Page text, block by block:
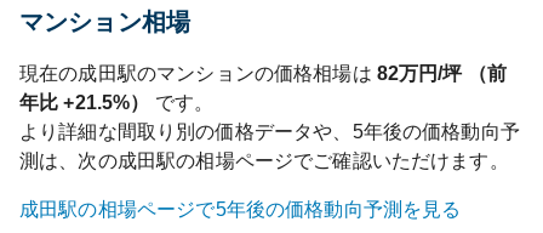
マンション相場
現在の成田駅のマンションの価格相場は 82万円/坪 （前
年比+21.5%）
です。
より詳細な間取り別の価格データや、5年後の価格動向予
測は、次の成田駅の相場ページでご確認いただけます。
成田駅の相場ページで5年後の価格動向予測を見る